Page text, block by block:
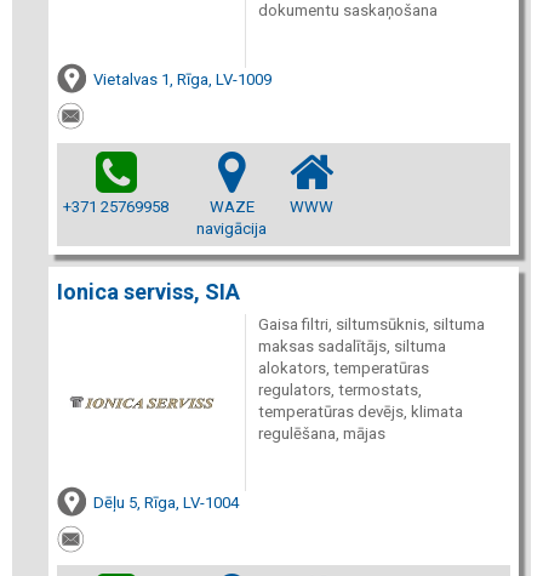
dokumentu saskaņošana
Vietalvas 1, Rīga, LV-1009
+371 25769958
WAZE
navigācija
WWW
Ionica serviss, SIA
Gaisa filtri, siltumsūknis, siltuma
maksas sadalītājs, siltuma
alokators, temperatūras
regulators, termostats,
temperatūras devējs, klimata
regulēšana, mājas
Dēļu 5, Rīga, LV-1004